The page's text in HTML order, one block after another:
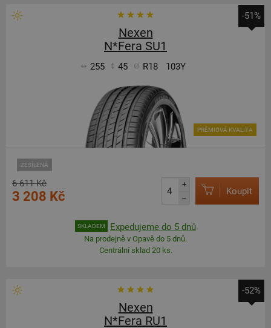
-51%
Nexen
N*Fera SU1
255 45 R18 103Y
ZESÍLENÁ
PRÉMIOVÁ KVALITA
6 611 Kč
3 208 Kč
+
–
Koupit
SKLADEM Expedujeme do 5 dnů
Na prodejně v Opavě do 5 dnů.
Centrální sklad 20 ks.
-52%
Nexen
N*Fera RU1